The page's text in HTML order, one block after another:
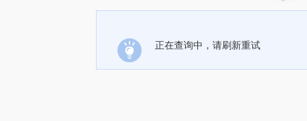
正在查询中，请刷新重试